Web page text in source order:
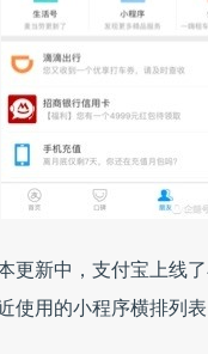
新中，支付宝上线
使用的小程序横排列表